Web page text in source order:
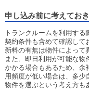
申し込み前に考えてお
トランクルームを利用す
契約条件も含めて確認して
新料の有無は物件によって
また、即日利用が可能な
かかる場合もあるため、余
用頻度が低い場合は、多少
物件を選ぶという考え方も